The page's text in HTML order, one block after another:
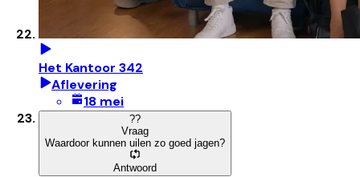
Het Kantoor 342
Aflevering
18 mei
??
Vraag
Waardoor kunnen uilen zo goed jagen?
Antwoord